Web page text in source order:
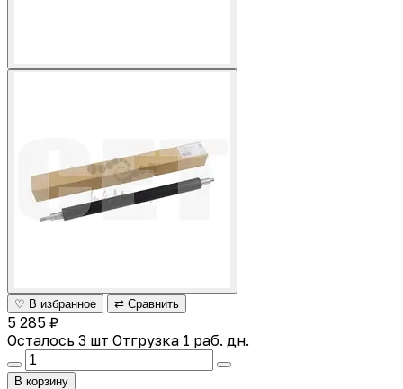
♡ В избранное ⇄ Сравнить
5 285 ₽
Осталось 3 шт Отгрузка 1 раб. дн.
В корзину